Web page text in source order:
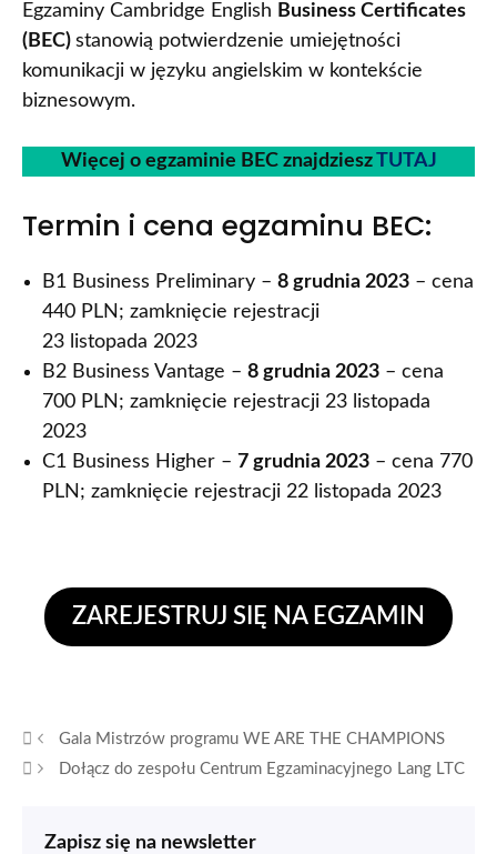
Egzaminy Cambridge English Business Certificates
(BEC) stanowią potwierdzenie umiejętności
komunikacji w języku angielskim w kontekście
biznesowym.
Więcej o egzaminie BEC znajdzieszTUTAJ
Termin i cena egzaminu BEC:
B1 Business Preliminary – 8 grudnia 2023 – cena
440 PLN; zamknięcie rejestracji
23 listopada 2023
B2 Business Vantage – 8 grudnia 2023 – cena
700 PLN; zamknięcie rejestracji 23 listopada
2023
C1 Business Higher – 7 grudnia 2023 – cena 770
PLN; zamknięcie rejestracji 22 listopada 2023
ZAREJESTRUJ SIĘ NA EGZAMIN
Gala Mistrzów programu WE ARE THE CHAMPIONS
Dołącz do zespołu Centrum Egzaminacyjnego Lang LTC
Zapisz się na newsletter